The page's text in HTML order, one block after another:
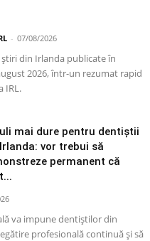
- 07/08/2026
din Irlanda publicate în
2026, într-un rezumat rapid
IRL.
mai dure pentru dentiștii
vor trebui să
permanent că
va impune dentiștilor din
profesională continuă și să